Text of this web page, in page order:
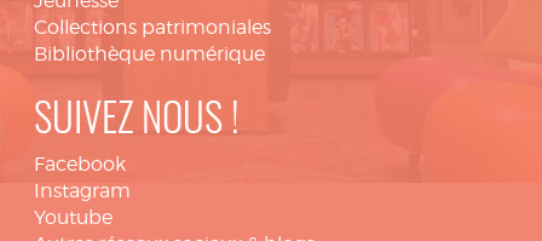
Collections patrimoniales
Bibliothèque numérique
SUIVEZ NOUS !
Facebook
Instagram
Youtube